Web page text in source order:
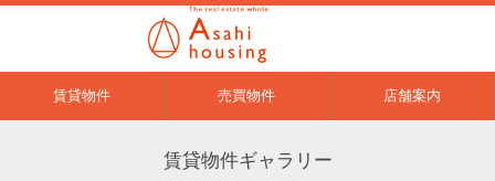
賃貸物件 売買物件 店舗案内
賃貸物件ギャラリー